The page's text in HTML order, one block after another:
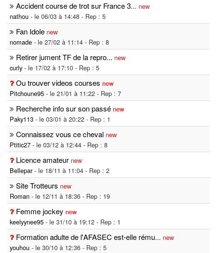
Accident course de trot sur France 3... new
nathou - le 06/03 à 14:48 - Rep : 5
Fan Idole new
nomade - le 27/02 à 11:14 - Rep : 8
Retirer jument TF de la repro... new
curly - le 17/02 à 17:10 - Rep : 5
Ou trouver videos courses new
Pitchoune95 - le 21/01 à 11:22 - Rep : 7
Recherche info sur son passé new
Paky113 - le 03/01 à 20:22 - Rep : 1
Connaissez vous ce cheval new
Ptitic27 - le 03/12 à 12:44 - Rep : 8
Licence amateur new
Bellepar - le 18/11 à 11:04 - Rep : 2
Site Trotteurs new
Roman - le 12/11 à 18:36 - Rep : 19
Femme jockey new
keelyynee95 - le 31/10 à 19:12 - Rep : 1
Formation adulte de l'AFASEC est-elle rému... new
youhou - le 30/10 à 12:36 - Rep : 5